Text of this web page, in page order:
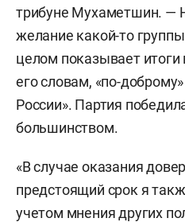
трибуне Мухаметшин. —
желание какой-то
целом показывает
его словам, «по-
России». Партия
большинством.
«В случае оказания
предстоящий срок я
учетом мнения других